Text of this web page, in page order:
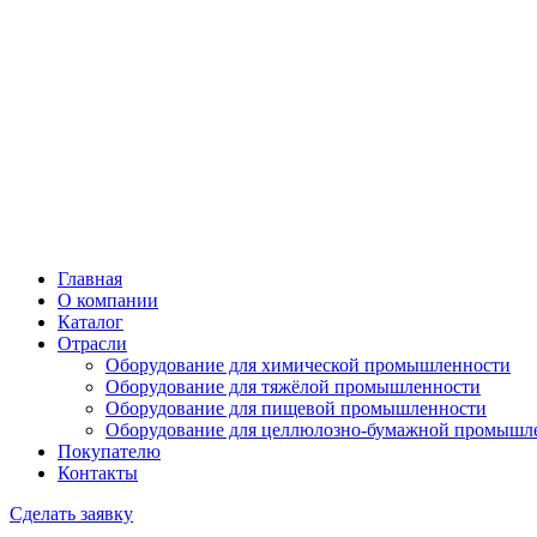
Главная
О компании
Каталог
Отрасли
Оборудование для химической промышленности
Оборудование для тяжёлой промышленности
Оборудование для пищевой промышленности
Оборудование для целлюлозно-бумажной
Покупателю
Контакты
Сделать заявку